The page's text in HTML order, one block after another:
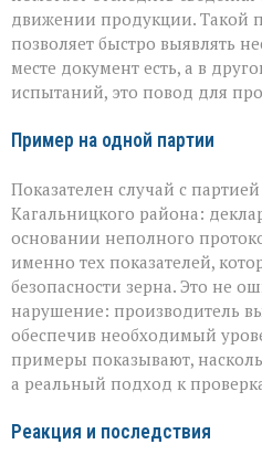
движении продукции. Такой
позволяет быстро выявлять
месте документ есть, а в
испытаний, это повод для
Пример на одной партии
Показателен случай с
Кагальницкого района:
основании неполного
именно тех показателей,
безопасности зерна. Это не
нарушение: производитель
обеспечив необходимый
примеры показывают,
а реальный подход к
Реакция и последствия